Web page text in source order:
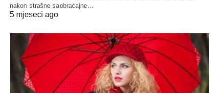
nakon strašne saobraćajne…
5 mjeseci ago